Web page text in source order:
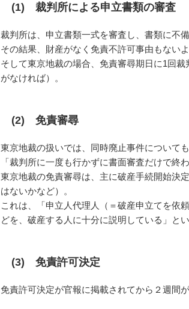
(1) 裁判所による申立書類の審査
裁判所は、申立書類一式を審査し、書類に不
その結果、財産がなく免責不許可事由もない
そして東京地裁の場合、免責審尋期日に1回
がなければ）。
(2) 免責審尋
東京地裁の扱いでは、同時廃止事件について
「裁判所に一度も行かずに書面審査だけで終
東京地裁の免責審尋は、主に破産手続開始決
はないかなど）。
これは、「申立人代理人（＝破産申立てを依
どを、破産する人に十分に説明している」と
(3) 免責許可決定
免責許可決定が官報に掲載されてから２週間